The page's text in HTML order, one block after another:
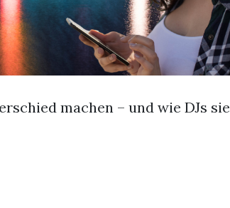
machen – und wie DJs sie